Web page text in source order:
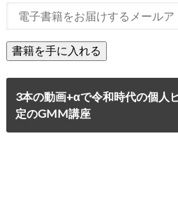
3本の動画+αで令和時代の個人
定のGMM講座